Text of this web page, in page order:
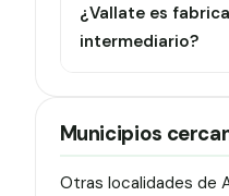
¿Vallate es
intermediario?
Municipios
Otras localidades de